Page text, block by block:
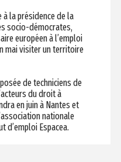
à la présidence de la
socio-démocrates,
européen à l’emploi
mai visiter un territoire
de techniciens de
du droit à
en juin à Nantes et
nationale
d’emploi Espacea.